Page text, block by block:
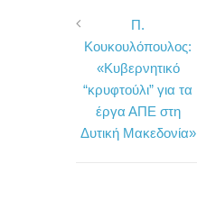
e
b
o
o
i
t
t
e
r
ρ
α
σ
τ
Π.
Κουκουλόπουλος:
«Κυβερνητικό
“κρυφτούλι” για τα
έργα ΑΠΕ στη
Δυτική Μακεδονία»